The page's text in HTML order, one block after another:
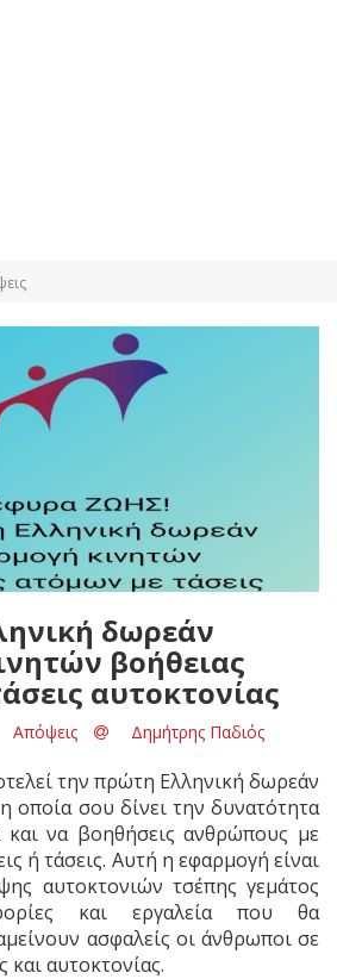
δωρεάν
βοήθειας
αυτοκτονίας
Απόψεις Δημήτρης Παδιός
την πρώτη Ελληνική δωρεάν
οποία σου δίνει την δυνατότητα
και να βοηθήσεις ανθρώπους με
ή τάσεις. Αυτή η εφαρμογή είναι
αυτοκτονιών τσέπης γεμάτος
και εργαλεία που θα
ασφαλείς οι άνθρωποι σε
και αυτοκτονίας.